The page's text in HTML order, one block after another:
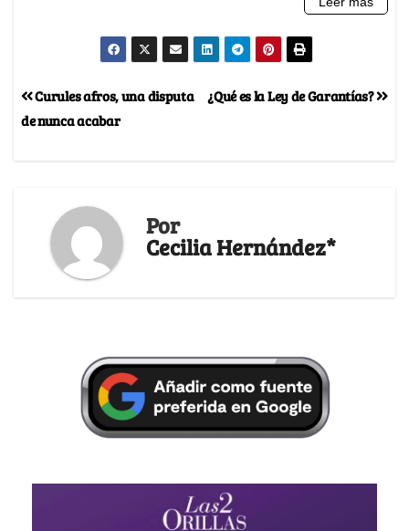
¿Qué es la Ley de Garantías?
Curules afros, una disputa
de nunca acabar
Por
Cecilia Hernández*